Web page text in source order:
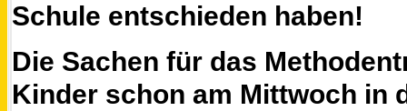
Schule entschieden haben!
Die Sachen für das
Kinder schon am Mittwoch in